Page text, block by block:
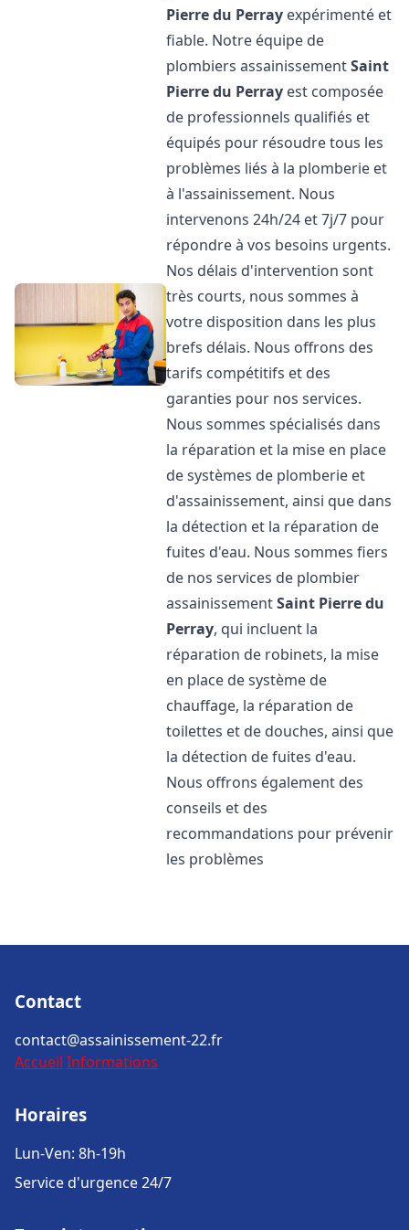
Pierre du Perray expérimenté et
fiable. Notre équipe de
plombiers assainissementSaint
Pierre du Perray est composée
de professionnels qualifiés et
équipés pour résoudre tous les
problèmes liés à la plomberie et
à l'assainissement. Nous
intervenons 24h/24 et 7j/7 pour
répondre à vos besoins urgents.
Nos délais d'intervention sont
très courts, nous sommes à
votre disposition dans les plus
brefs délais. Nous offrons des
tarifs compétitifs et des
garanties pour nos services.
Nous sommes spécialisés dans
la réparation et la mise en place
de systèmes de plomberie et
d'assainissement, ainsi que dans
la détection et la réparation de
fuites d'eau. Nous sommes fiers
de nos services de plombier
assainissementSaint Pierre du
Perray, qui incluent la
réparation de robinets, la mise
en place de système de
chauffage, la réparation de
toilettes et de douches, ainsi que
la détection de fuites d'eau.
Nous offrons également des
conseils et des
recommandations pour prévenir
les problèmes
Contact
contact@assainissement-22.fr
Accueil Informations
Horaires
Lun-Ven: 8h-19h
Service d'urgence 24/7